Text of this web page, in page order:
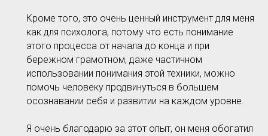
Кроме того, это очень ценный инструмент для меня
как для психолога, потому что есть понимание
этого процесса от начала до конца и при
бережном грамотном, даже частичном
использовании понимания этой техники, можно
помочь человеку продвинуться в большем
осознавании себя и развитии на каждом уровне.
Я очень благодарю за этот опыт, он меня обогатил